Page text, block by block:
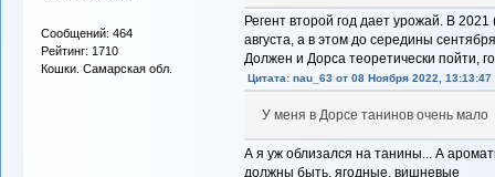
Сообщений: 464
Рейтинг: 1710
Кошки. Самарская обл.
Регент второй год дает урожай. В
августа, а в этом до середины
Должен и Дорса теоретически пойти,
Цитата: nau_63 от 08 Ноября 2022, 13:13:47
У меня в Дорсе танинов очень мало
А я уж облизался на танины... А
должны быть, ягодные, вишневые